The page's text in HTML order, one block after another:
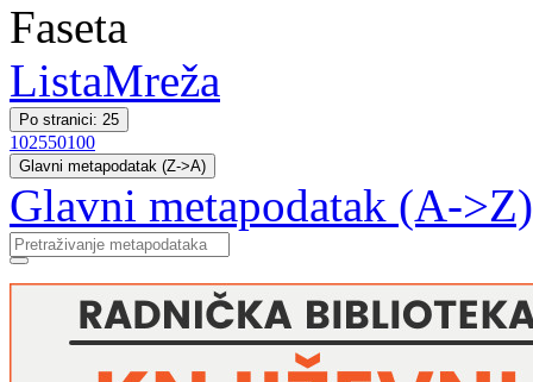
Faseta
ListaMreža
Po stranici: 25
102550100
Glavni metapodatak (Z->A)
Glavni metapodatak (A->Z)